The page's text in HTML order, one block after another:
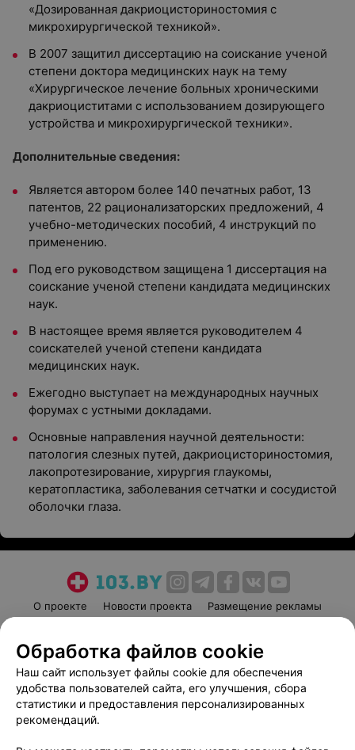
«Дозированная дакриоцисториностомия с
микрохирургической техникой».
В 2007 защитил диссертацию на соискание ученой
степени доктора медицинских наук на тему
«Хирургическое лечение больных хроническими
дакриоциститами с использованием дозирующего
устройства и микрохирургической техники».
Дополнительные сведения:
Является автором более 140 печатных работ, 13
патентов, 22 рационализаторских предложений, 4
учебно-методических пособий, 4 инструкций по
применению.
Под его руководством защищена 1 диссертация на
соискание ученой степени кандидата медицинских
наук.
В настоящее время является руководителем 4
соискателей ученой степени кандидата
медицинских наук.
Ежегодно выступает на международных научных
форумах с устными докладами.
Основные направления научной деятельности:
патология слезных путей, дакриоцисториностомия,
лакопротезирование, хирургия глаукомы,
кератопластика, заболевания сетчатки и сосудистой
оболочки глаза.
О проекте Новости проекта
Размещение рекламы
Пользовательское соглашение
Способы оплаты
Вакансии
Партнеры
Написать руководителю 103.by
Обработка файлов cookie
Наш сайт использует файлы cookie для обеспечения
удобства пользователей сайта, его улучшения, сбора
статистики и предоставления персонализированных
рекомендаций.